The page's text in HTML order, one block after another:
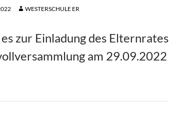
WESTERSCHULE ER
zur Einladung des Elternrates
am 29.09.2022